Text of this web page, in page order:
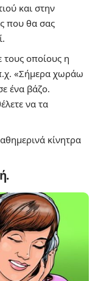
και στην
που θα σας
τους οποίους η
«Σήμερα χωράω
ένα βάζο.
να τα
κίνητρα